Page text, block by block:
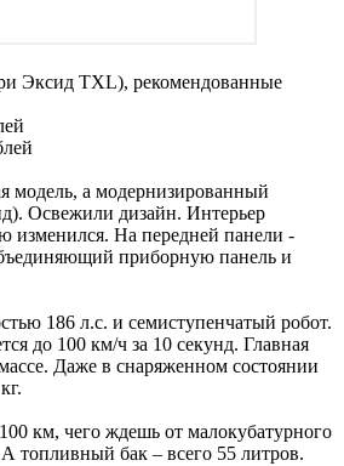
Эксид TXL), рекомендованные
модель, а модернизированный
Освежили дизайн. Интерьер
изменился. На передней панели -
приборную панель и
186 л.с. и семиступенчатый робот.
до 100 км/ч за 10 секунд. Главная
Даже в снаряженном состоянии
км, чего ждешь от малокубатурного
топливный бак – всего 55 литров.